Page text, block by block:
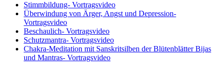
Stimmbildung- Vortragsvideo
Überwindung von Ärger, Angst und Depression-
Vortragsvideo
Beschaulich- Vortragsvideo
Schutzmantra- Vortragsvideo
Chakra-Meditation mit Sanskritsilben der Blütenblätter Bijas
und Mantras- Vortragsvideo